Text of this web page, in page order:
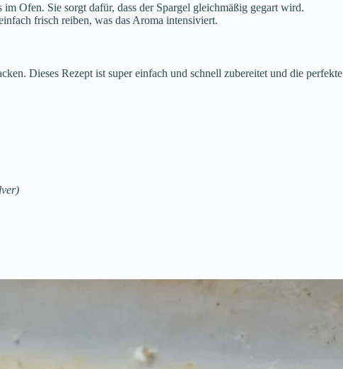
im Ofen. Sie sorgt dafür, dass der Spargel gleichmäßig gegart wird.
frisch reiben, was das Aroma intensiviert.
Dieses Rezept ist super einfach und schnell zubereitet und die perfekte